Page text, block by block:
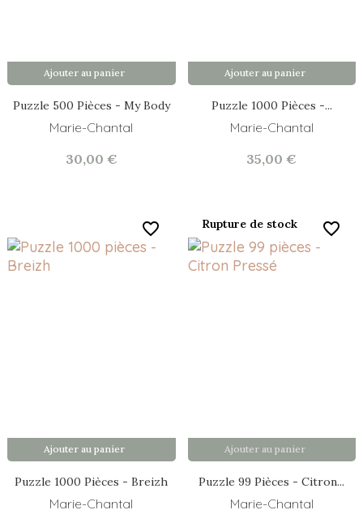
Puzzle 500 Pièces - My Body
Marie-Chantal
30,00 €
Ajouter au panier
Puzzle 1000 Pièces -...
Marie-Chantal
35,00 €
Ajouter au panier
Puzzle 1000 Pièces - Breizh
Marie-Chantal
Ajouter au panier
favorite_border
Puzzle 99 Pièces - Citron...
Marie-Chantal
Ajouter au panier
Rupture de stock favorite_border